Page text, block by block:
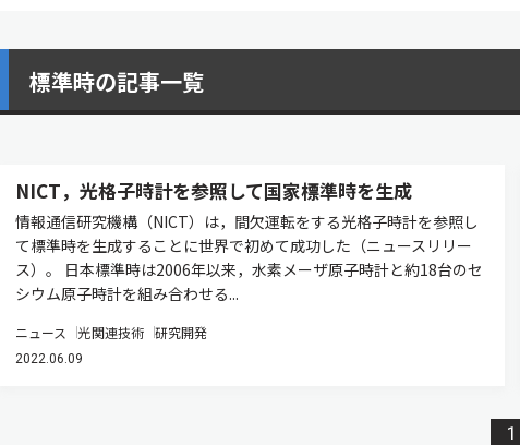
標準時の記事一覧
NICT，光格子時計を参照して国家標準時を生成
情報通信研究機構（NICT）は，間欠運転をする光格子時計を参照し
て標準時を生成することに世界で初めて成功した（ニュースリリー
ス）。 日本標準時は2006年以来，水素メーザ原子時計と約18台のセ
シウム原子時計を組み合わせる...
ニュース 光関連技術 研究開発
2022.06.09
1